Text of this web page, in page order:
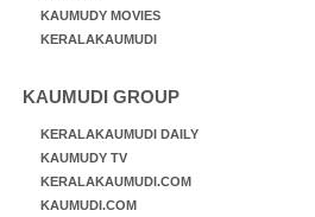
KAUMUDY MOVIES
KERALAKAUMUDI
KAUMUDI GROUP
KERALAKAUMUDI DAILY
KAUMUDY TV
KERALAKAUMUDI.COM
KAUMUDI.COM